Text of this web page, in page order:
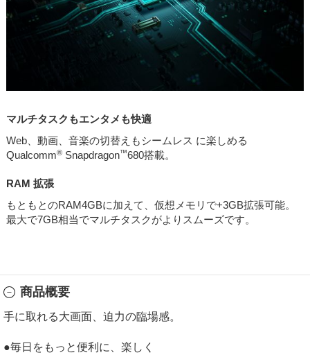
マルチタスクもエンタメも快適
Web、動画、音楽の切替えもシームレス に楽しめる
Qualcomm® Snapdragon™680搭載。
RAM 拡張
もともとのRAM4GBに加えて、仮想メモリで+3GB拡張可能。
最大で7GB相当でマルチタスクがよりスムーズです。
商品概要
手に取れる大画面、迫力の臨場感。
●毎日をもっと便利に、楽しく